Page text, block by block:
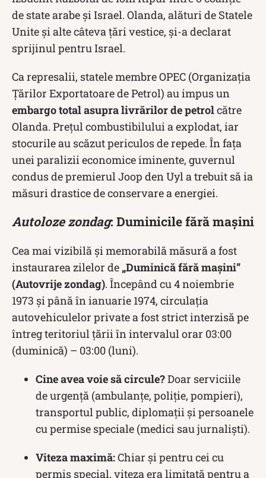
de state arabe și Israel. Olanda, alături de Statele
Unite și alte câteva țări vestice, și-a declarat
sprijinul pentru Israel.
Ca represalii, statele membre OPEC (Organizația
Țărilor Exportatoare de Petrol) au impus un
embargo total asupra livrărilor de petrolcătre
Olanda. Prețul combustibilului a explodat, iar
stocurile au scăzut periculos de repede. În fața
unei paralizii economice iminente, guvernul
condus de premierul Joop den Uyl a trebuit să ia
măsuri drastice de conservare a energiei.
Autoloze zondag: Duminicile fără mașini
Cea mai vizibilă și memorabilă măsură a fost
instaurarea zilelor de „Duminică fără mașini”
(Autovrije zondag). Începând cu 4 noiembrie
1973 și până în ianuarie 1974, circulația
autovehiculelor private a fost strict interzisă pe
întreg teritoriul țării în intervalul orar 03:00
(duminică) – 03:00 (luni).
Cine avea voie să circule?Doar serviciile
de urgență (ambulanțe, poliție, pompieri),
transportul public, diplomații și persoanele
cu permise speciale (medici sau jurnaliști).
Viteza maximă:Chiar și pentru cei cu
permis special, viteza era limitată pentru a